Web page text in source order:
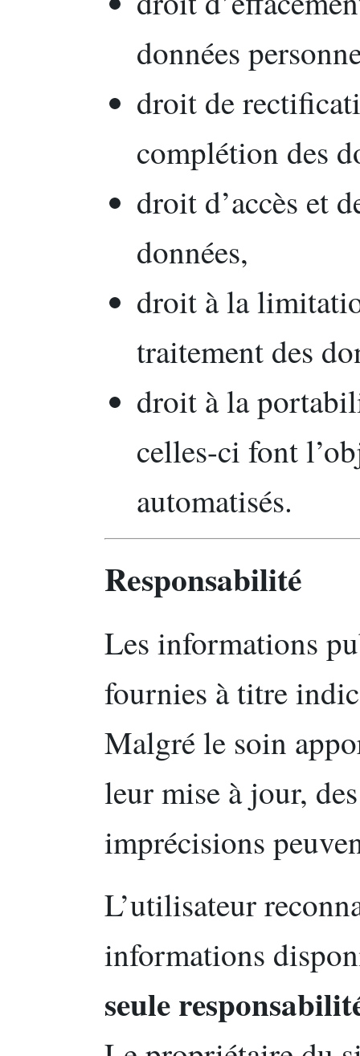
données
droit de
complétion des
droit d’accès et
données,
droit à la
traitement des
droit à la
celles-ci font
automatisés.
Responsabilité
Les informations
fournies à titre
Malgré le soin
leur mise à jour,
imprécisions
L’utilisateur
informations
seule